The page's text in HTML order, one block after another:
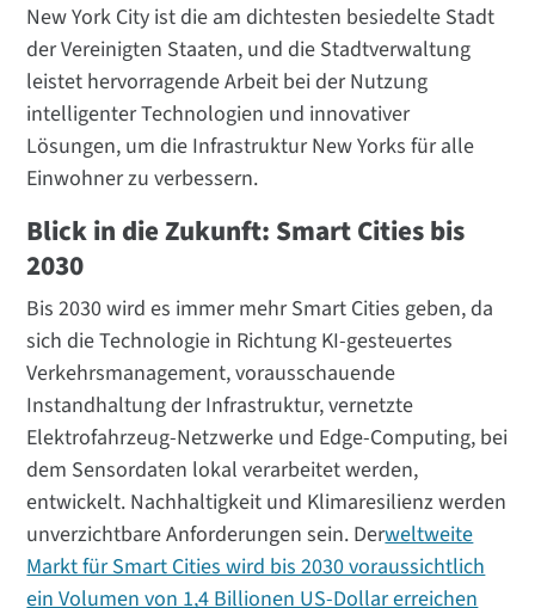
New York City ist die am dichtesten besiedelte Stadt
der Vereinigten Staaten, und die Stadtverwaltung
leistet hervorragende Arbeit bei der Nutzung
intelligenter Technologien und innovativer
Lösungen, um die Infrastruktur New Yorks für alle
Einwohner zu verbessern.
Blick in die Zukunft: Smart Cities bis
2030
Bis 2030 wird es immer mehr Smart Cities geben, da
sich die Technologie in Richtung KI-gesteuertes
Verkehrsmanagement, vorausschauende
Instandhaltung der Infrastruktur, vernetzte
Elektrofahrzeug-Netzwerke und Edge-Computing, bei
dem Sensordaten lokal verarbeitet werden,
entwickelt. Nachhaltigkeit und Klimaresilienz werden
unverzichtbare Anforderungen sein. Derweltweite
Markt für Smart Cities wird bis 2030 voraussichtlich
ein Volumen von 1,4 Billionen US-Dollar erreichen